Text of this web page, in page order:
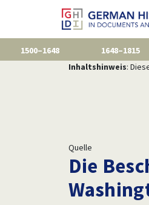
1500–1648 1648–1815
Inhaltshinweis:
Quelle
Die